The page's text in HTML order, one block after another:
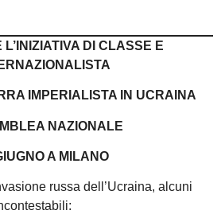
DI CLASSE E
IMPERIALISTA IN UCRAINA
NAZIONALE
A MILANO
russa dell’Ucraina, alcuni